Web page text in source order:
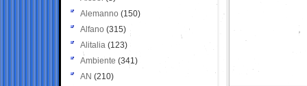
Alemanno (150)
Alfano (315)
Alitalia (123)
Ambiente (341)
AN (210)